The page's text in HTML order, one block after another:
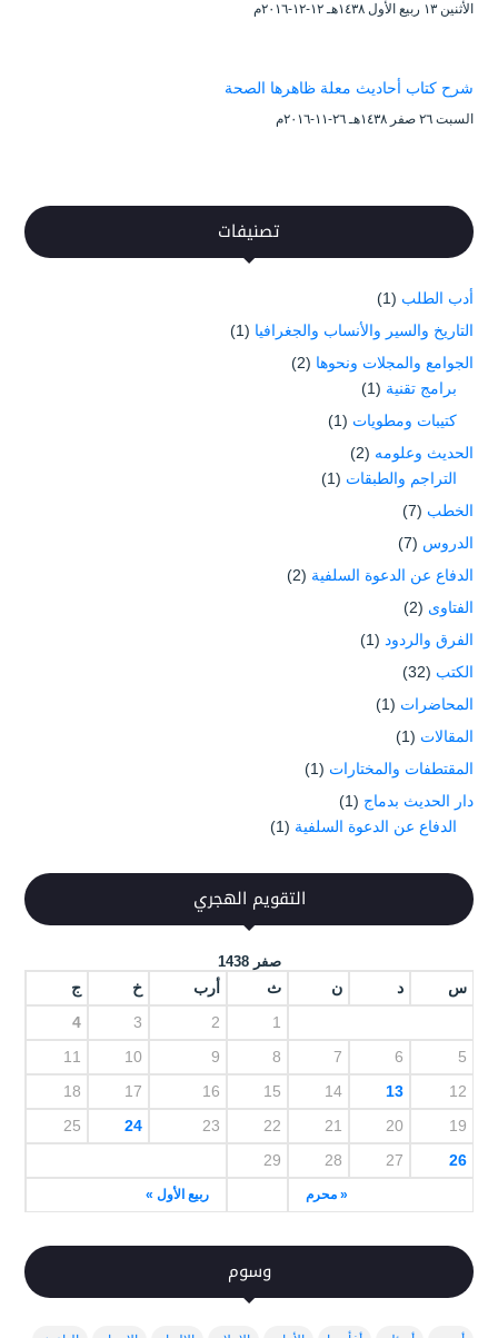
الأثنين ۱۳ ربيع الأول ۱٤۳۸هـ ۱۲-۱۲-۲۰۱٦م
شرح كتاب أحاديث معلة ظاهرها الصحة
السبت ۲٦ صفر ۱٤۳۸هـ ۲٦-۱۱-۲۰۱٦م
تصنيفات
أدب الطلب (1)
التاريخ والسير والأنساب والجغرافيا (1)
الجوامع والمجلات ونحوها (2)
برامج تقنية (1)
كتيبات ومطويات (1)
الحديث وعلومه (2)
التراجم والطبقات (1)
الخطب (7)
الدروس (7)
الدفاع عن الدعوة السلفية (2)
الفتاوى (2)
الفرق والردود (1)
الكتب (32)
المحاضرات (1)
المقالات (1)
المقتطفات والمختارات (1)
دار الحديث بدماج (1)
الدفاع عن الدعوة السلفية (1)
التقويم الهجري
صفر 1438
س د ن ث أرب خ ج
« محرم ربيع الأول »
1
2
3
4
5
6
7
8
9
10
11
12
13
14
15
16
17
18
19
20
21
22
23
24
25
26
27
28
29
وسوم